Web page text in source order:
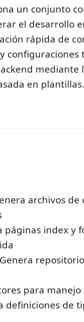
un conjunto
el desarrollo
rápida de
configuraciones
mediante
en plantillas.
archivos
páginas index y
para
definiciones de